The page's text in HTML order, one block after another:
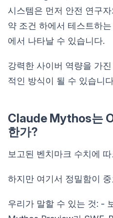
시스템은 먼저 안전 연구
약 조건 하에서 테스트하
에서 나타날 수 있습니다.
강력한 사이버 역량을 가
적인 방식이 될 수 있습니
Claude Mythos는
한가?
보고된 벤치마크 수치에
하지만 여기서 정밀함이
우리가 말할 수 있는 것: -